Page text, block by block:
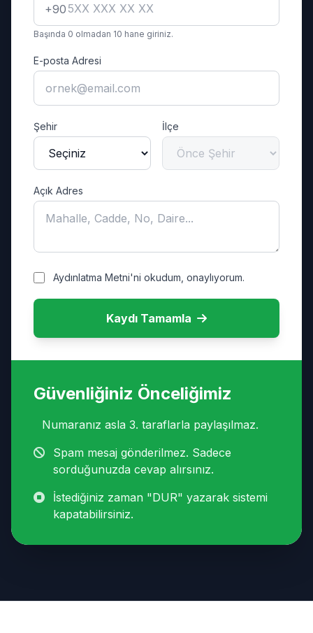
+90
Başında 0 olmadan 10 hane giriniz.
E-posta Adresi
Şehir İlçe
Açık Adres
Aydınlatma Metni'ni okudum, onaylıyorum.
Kaydı Tamamla
Güvenliğiniz Önceliğimiz
Numaranız asla 3. taraflarla paylaşılmaz.
Spam mesaj gönderilmez. Sadece
sorduğunuzda cevap alırsınız.
İstediğiniz zaman "DUR" yazarak sistemi
kapatabilirsiniz.